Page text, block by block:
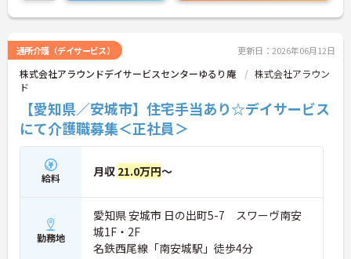
さい！
通所介護（デイサービス） 更新日：2026年06月12日
株式会社アラウンドデイサービスセンターゆるり庵
株式会社アラウン
ド
【愛知県／安城市】住宅手当あり☆デイサービス
にて介護職募集＜正社員＞
給料 月収 21.0万円～
勤務地
愛知県 安城市 日の出町5-7 スワーヴ南安
城1F・2F
名鉄西尾線「南安城駅」徒歩4分